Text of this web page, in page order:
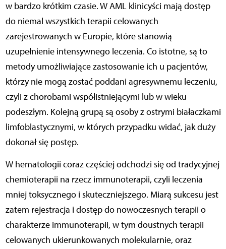
w bardzo krótkim czasie. W AML klinicyści mają dostęp
do niemal wszystkich terapii celowanych
zarejestrowanych w Europie, które stanowią
uzupełnienie intensywnego leczenia. Co istotne, są to
metody umożliwiające zastosowanie ich u pacjentów,
którzy nie mogą zostać poddani agresywnemu leczeniu,
czyli z chorobami współistniejącymi lub w wieku
podeszłym. Kolejną grupą są osoby z ostrymi białaczkami
limfoblastycznymi, w których przypadku widać, jak duży
dokonał się postęp.
W hematologii coraz częściej odchodzi się od tradycyjnej
chemioterapii na rzecz immunoterapii, czyli leczenia
mniej toksycznego i skuteczniejszego. Miarą sukcesu jest
zatem rejestracja i dostęp do nowoczesnych terapii o
charakterze immunoterapii, w tym doustnych terapii
celowanych ukierunkowanych molekularnie, oraz